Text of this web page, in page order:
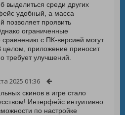
выделиться среди других
удобный, а масса
позволяет проявить
ограниченные
сравнению с ПК-версией могут
целом, приложение приносит
требует улучшений.
2025 01:36
скинов в игре стало
Интерфейс интуитивно
по настройке